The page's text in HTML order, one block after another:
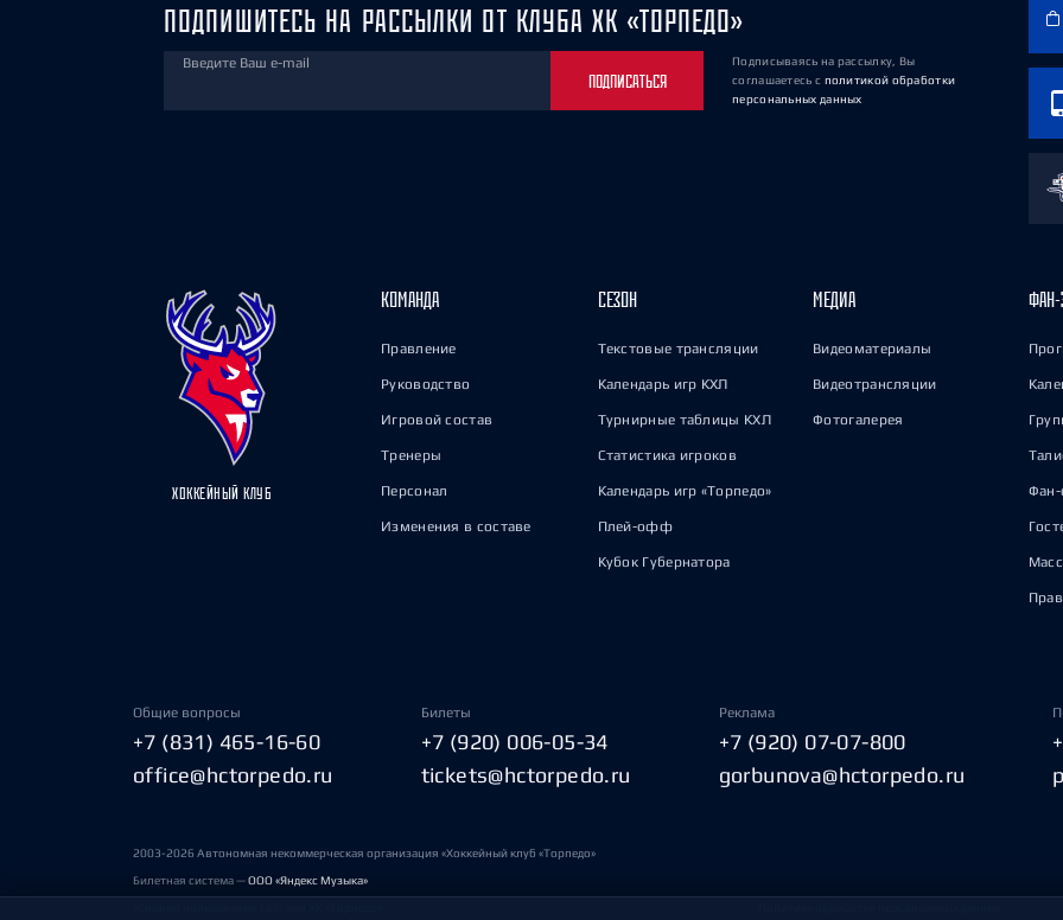
ПОДПИШИТЕСЬ НА РАССЫЛКИ ОТ КЛУБА ХК «ТОРПЕДО»
Введите Ваш e-mail
ПОДПИСАТЬСЯ
Подписываясь на рассылку, Вы
соглашаетесь с политикой обработки
персональных данных
ХОККЕЙНЫЙ КЛУБ
КОМАНДА
Правление
Руководство
Игровой состав
Тренеры
Персонал
Изменения в составе
СЕЗОН
Текстовые трансляции
Календарь игр КХЛ
Турнирные таблицы КХЛ
Статистика игроков
Календарь игр «Торпедо»
Плей-офф
Кубок Губернатора
МЕДИА
Видеоматериалы
Видеотрансляции
Фотогалерея
ФАН-
Фан-
Общие вопросы
+7 (831) 465-16-60
office@hctorpedo.ru
Билеты
+7 (920) 006-05-34
tickets@hctorpedo.ru
Реклама
+7 (920) 07-07-800
gorbunova@hctorpedo.ru
2003-2026 Автономная некоммерческая организация «Хоккейный клуб «Торпедо»
Билетная система —ООО «Яндекс Музыка»